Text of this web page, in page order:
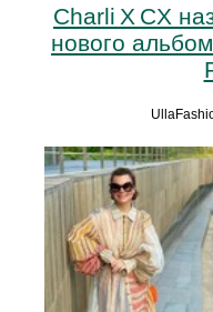
Charli X CX
нового